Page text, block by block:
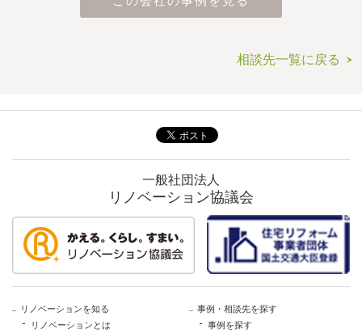
相談先一覧に戻る
一般社団法人
リノベーション協議会
リノベーションを知る
リノベーションとは
事例・相談先を探す
事例を探す